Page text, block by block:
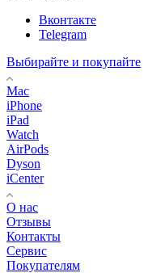
Вконтакте
Telegram
Выбирайте и покупайте
Mac
iPhone
iPad
Watch
AirPods
Dyson
iCenter
О нас
Отзывы
Контакты
Сервис
Покупателям